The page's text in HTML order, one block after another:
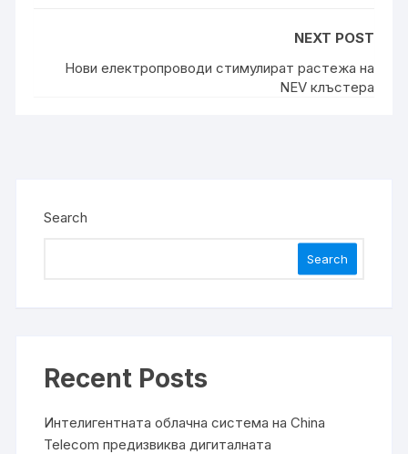
NEXT POST
Нови електропроводи стимулират растежа на
NEV клъстера
Search
Search
Recent Posts
Интелигентната облачна система на China
Telecom предизвиква дигиталната